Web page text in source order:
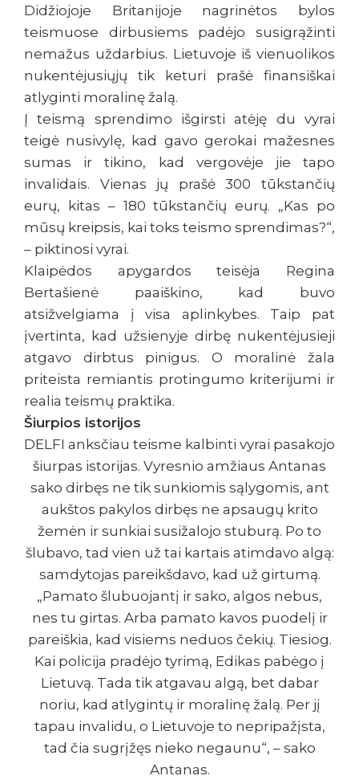
Didžiojoje Britanijoje nagrinėtos bylos
teismuose dirbusiems padėjo susigrąžinti
nemažus uždarbius. Lietuvoje iš vienuolikos
nukentėjusiųjų tik keturi prašė finansiškai
atlyginti moralinę žalą.
Į teismą sprendimo išgirsti atėję du vyrai
teigė nusivylę, kad gavo gerokai mažesnes
sumas ir tikino, kad vergovėje jie tapo
invalidais. Vienas jų prašė 300 tūkstančių
eurų, kitas – 180 tūkstančių eurų. „Kas po
mūsų kreipsis, kai toks teismo sprendimas?“,
– piktinosi vyrai.
Klaipėdos apygardos teisėja Regina
Bertašienė paaiškino, kad buvo
atsižvelgiama į visa aplinkybes. Taip pat
įvertinta, kad užsienyje dirbę nukentėjusieji
atgavo dirbtus pinigus. O moralinė žala
priteista remiantis protingumo kriterijumi ir
realia teismų praktika.
Šiurpios istorijos
DELFI anksčiau teisme kalbinti vyrai pasakojo
šiurpas istorijas. Vyresnio amžiaus Antanas
sako dirbęs ne tik sunkiomis sąlygomis, ant
aukštos pakylos dirbęs ne apsaugų krito
žemėn ir sunkiai susižalojo stuburą. Po to
šlubavo, tad vien už tai kartais atimdavo algą:
samdytojas pareikšdavo, kad už girtumą.
„Pamato šlubuojantį ir sako, algos nebus,
nes tu girtas. Arba pamato kavos puodelį ir
pareiškia, kad visiems neduos čekių. Tiesiog.
Kai policija pradėjo tyrimą, Edikas pabėgo į
Lietuvą. Tada tik atgavau algą, bet dabar
noriu, kad atlygintų ir moralinę žalą. Per jį
tapau invalidu, o Lietuvoje to nepripažįsta,
tad čia sugrįžęs nieko negaunu“, – sako
Antanas.